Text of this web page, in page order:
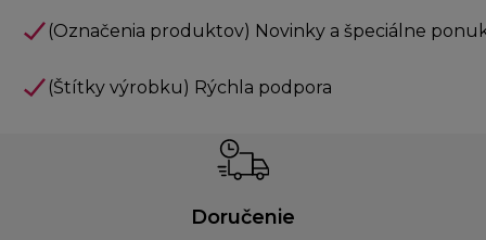
(Označenia produktov) Novinky a špeciálne
(Štítky výrobku) Rýchla podpora
Doručenie